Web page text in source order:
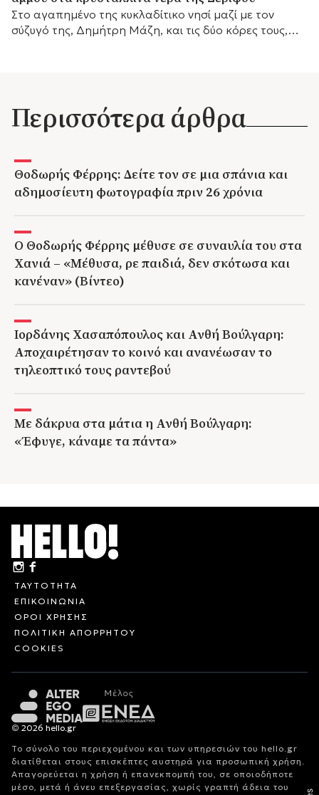
Στο αγαπημένο της κυκλαδίτικο νησί μαζί με τον
σύζυγό της, Δημήτρη Μάζη, και τις δύο κόρες τους,
Περισσότερα άρθρα
Θοδωρής Φέρρης: Δείτε τον σε μια σπάνια και
αδημοσίευτη φωτογραφία πριν 26 χρόνια
Ο Θοδωρής Φέρρης μέθυσε σε συναυλία του στα
Χανιά – «Μέθυσα, ρε παιδιά, δεν σκότωσα και
κανέναν» (Βίντεο)
Ιορδάνης Χασαπόπουλος και Ανθή Βούλγαρη:
Αποχαιρέτησαν το κοινό και ανανέωσαν το
τηλεοπτικό τους ραντεβού
Με δάκρυα στα μάτια η Ανθή Βούλγαρη:
«Έφυγε, κάναμε τα πάντα»
ΤΑΥΤΟΤΗΤΑ
ΕΠΙΚΟΙΝΩΝΙΑ
ΟΡΟΙ ΧΡΗΣΗΣ
ΠΟΛΙΤΙΚΗ ΑΠΟΡΡΗΤΟΥ
COOKIES
© 2026 hello.gr
Το σύνολο του περιεχομένου και των υπηρεσιών του hello.gr
διατίθεται στους επισκέπτες αυστηρά για προσωπική χρήση.
Απαγορεύεται η χρήση ή επανεκπομπή του, σε οποιοδήποτε
μέσο, μετά ή άνευ επεξεργασίας, χωρίς γραπτή άδεια του